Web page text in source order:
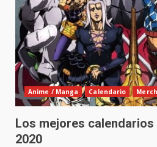
Anime / Manga Calendario
Los mejores calendarios
2020